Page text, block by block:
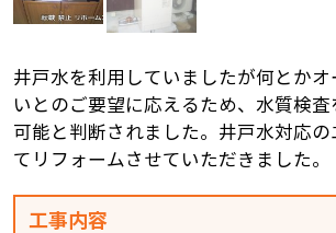
井戸水を利用していましたが何とか
いとのご要望に応えるため、水質検
可能と判断されました。井戸水対応
てリフォームさせていただきました。
工事内容